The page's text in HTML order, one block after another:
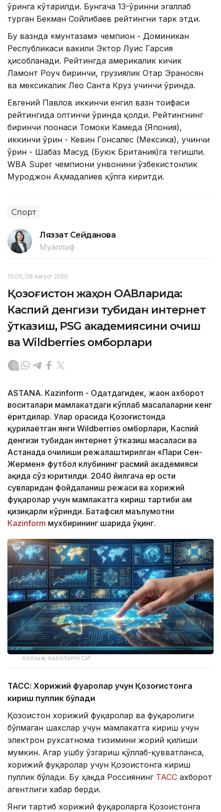
ўринга кўтарилди. Бунгача 13-ўринни эгаллаб
турган Бекман Сойлибаев рейтингни тарк этди.
Бу вазнда «мунтазам» чемпион - Доминикан
Республикаси вакили Эктор Луис Гарсия
ҳисобланади. Рейтингда америкалик кичик
Ламонт Роуч биринчи, грузиялик Отар Эраносян
ва мексикалик Лео Санта Круз учинчи ўринда.
Евгений Павлов иккинчи енгил вазн тоифаси
рейтингида олтинчи ўринда қолди. Рейтингнинг
биринчи поғонаси Томоки Камеда (Япония),
иккинчи ўрин - Кевин Гонсалес (Мексика), учинчи
ўрин - Шабаз Масуд (Буюк Британия)га тегишли.
WBA Super чемпиони унвонини ўзбекистонлик
Муроджон Аҳмадалиев қўлга киритди.
Спорт
Ляззат Сейданова
Муаллиф
10:00, 08 Август 2026
Қозоғистон жаҳон ОАВларида:
Каспий денгизи тубидан интернет
ўтказиш, PSG академиясини очиш
ва Wildberries омборлари
ASTANА. Кazinform - Одатдагидек, жаҳон ахборот
воситалари мамлакатдаги кўплаб масалаларни кенг
ёритдилар. Улар орасида Қозоғистонда
қурилаётган янги Wildberries омборлари, Каспий
денгизи тубидан интернет ўтказиш масаласи ва
Астанада очилиши режалаштирилган «Пари Сен-
Жермен» футбол клубининг расмий академияси
ҳақида сўз юритилди. 2040 йилгача ер ости
сувларидан фойдаланиш режаси ва хорижий
фуқаролар учун мамлакатга кириш тартиби ҳам
қизиқарли кўринди. Батафсил маълумотни
Кazinform мухбирининг шарҳида ўқинг.
Коллаж: kazinform/ СИ
ТАСС: Хорижий фуқаролар учун Қозоғистонга
кириш пуллик бўлади
Қозоғистон хорижий фуқаролар ва фуқаролиги
бўлмаган шахслар учун мамлакатга кириш учун
электрон рухсатнома тизимини жорий қилиши
мумкин. Агар ушбу ўзгариш қўллаб-қувватланса,
хорижий фуқаролар учун Қозоғистонга кириш
пуллик бўлади. Бу ҳақда Россиянинг ТАСС ахборот
агентлиги хабар берди.
Янги тартиб хорижий фуқароларга Қозоғистонга